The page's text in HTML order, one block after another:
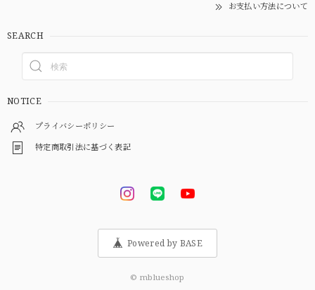
お支払い方法について
SEARCH
NOTICE
プライバシーポリシー
特定商取引法に基づく表記
Powered by BASE
© mblueshop